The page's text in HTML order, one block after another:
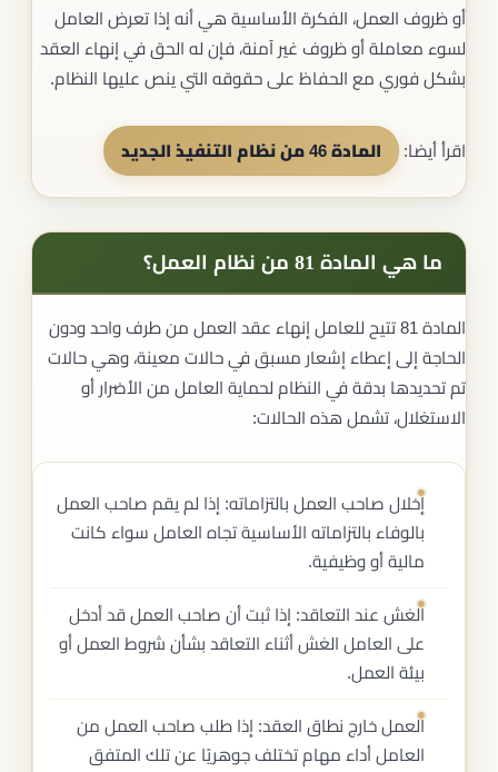
أو ظروف العمل، الفكرة الأساسية هي أنه إذا تعرض العامل
لسوء معاملة أو ظروف غير آمنة، فإن له الحق في إنهاء العقد
بشكل فوري مع الحفاظ على حقوقه التي ينص عليها النظام.
اقرأ أيضا: المادة 46 من نظام التنفيذ الجديد
ما هي المادة 81 من نظام العمل؟
المادة 81 تتيح للعامل إنهاء عقد العمل من طرف واحد ودون
الحاجة إلى إعطاء إشعار مسبق في حالات معينة، وهي حالات
تم تحديدها بدقة في النظام لحماية العامل من الأضرار أو
الاستغلال، تشمل هذه الحالات:
إخلال صاحب العمل بالتزاماته: إذا لم يقم صاحب العمل
بالوفاء بالتزاماته الأساسية تجاه العامل سواء كانت
مالية أو وظيفية.
الغش عند التعاقد: إذا ثبت أن صاحب العمل قد أدخل
على العامل الغش أثناء التعاقد بشأن شروط العمل أو
بيئة العمل.
العمل خارج نطاق العقد: إذا طلب صاحب العمل من
العامل أداء مهام تختلف جوهريًا عن تلك المتفق